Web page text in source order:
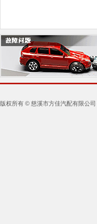
版权所有 © 慈溪市方佳汽配有限公司